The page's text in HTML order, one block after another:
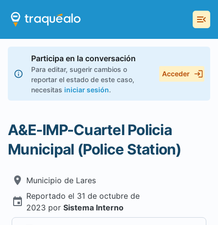
Participa en la conversación
Para editar, sugerir cambios o
reportar el estado de este caso,
necesitas iniciar sesión.
Acceder
A&E-IMP-Cuartel Policia
Municipal (Police Station)
Municipio de Lares
Reportado el 31 de octubre de
2023 por Sistema Interno